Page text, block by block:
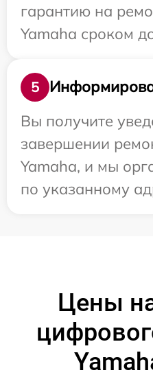
гарантию на
Yamaha сроком
5
Вы получите
завершении
Yamaha, и мы
по указанному
Цены